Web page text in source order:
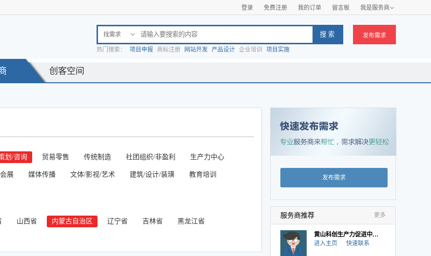
登录 免费注册 我的订单 留言板 我是服务商 
找需求 
热门搜索： 项目申报 商标注册 网站开发 产品设计 企业培训 项目实施
发布需求
创客空间
划/咨询 贸易零售 传统制造 社团组织/非盈利 生产力中心
展 媒体传播 文体/影视/艺术 建筑/设计/装璜
教育培训
山西省 内蒙古自治区 辽宁省 吉林省
黑龙江省
发布需求
服务商推荐 更多
黄山科创生产力促进中心有限公司
进入主页
快速联系